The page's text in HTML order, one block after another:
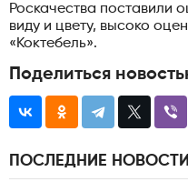
Роскачества поставили
виду и цвету, высоко
«Коктебель».
Поделиться
ПОСЛЕДНИЕ НОВОСТИ